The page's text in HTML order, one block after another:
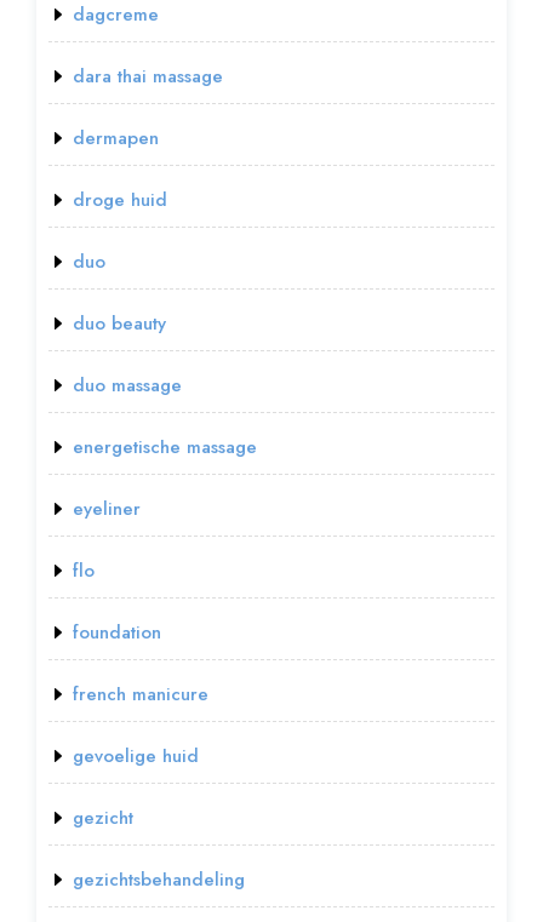
dagcreme
dara thai massage
dermapen
droge huid
duo
duo beauty
duo massage
energetische massage
eyeliner
flo
foundation
french manicure
gevoelige huid
gezicht
gezichtsbehandeling